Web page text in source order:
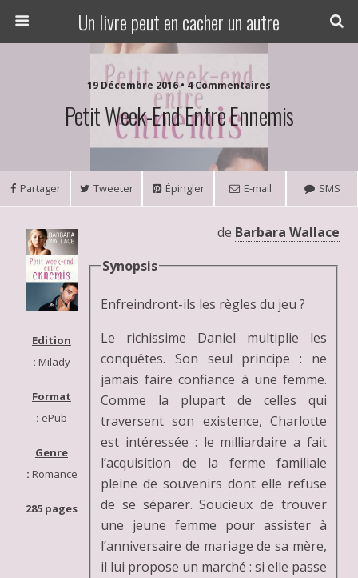
Un livre peut en cacher un autre
19 Décembre 2016 • 4 Commentaires
Petit Week-End Entre Ennemis
Partager Tweeter Épingler E-mail SMS
Edition
: Milady
Format
: ePub
Genre
: Romance
285 pages
de Barbara Wallace
Synopsis
Enfreindront-ils les règles du jeu ?
Le richissime Daniel multiplie les
conquêtes. Son seul principe : ne
jamais faire confiance à une femme.
Comme la plupart de celles qui
traversent son existence, Charlotte
est intéressée : le milliardaire a fait
l’acquisition de la ferme familiale
pleine de souvenirs dont elle refuse
de se séparer. Soucieux de trouver
une jeune femme pour assister à
l’anniversaire de mariage de sa mère,
il lui propose un marché : si elle passe